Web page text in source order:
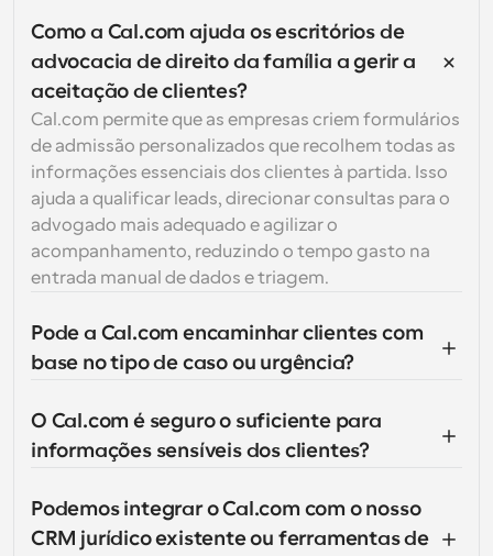
Como a Cal.com ajuda os escritórios de
advocacia de direito da família a gerir a
aceitação de clientes?
Cal.com permite que as empresas criem formulários
de admissão personalizados que recolhem todas as
informações essenciais dos clientes à partida. Isso
ajuda a qualificar leads, direcionar consultas para o
advogado mais adequado e agilizar o
acompanhamento, reduzindo o tempo gasto na
entrada manual de dados e triagem.
Pode a Cal.com encaminhar clientes com
base no tipo de caso ou urgência?
O Cal.com é seguro o suficiente para
informações sensíveis dos clientes?
Podemos integrar o Cal.com com o nosso
CRM jurídico existente ou ferramentas de